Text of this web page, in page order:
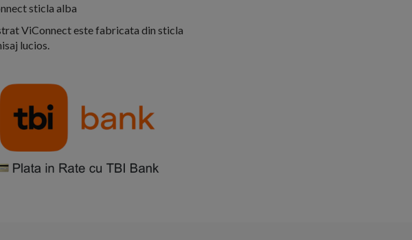
sticla alba
ViConnect este fabricata din sticla
lucios.